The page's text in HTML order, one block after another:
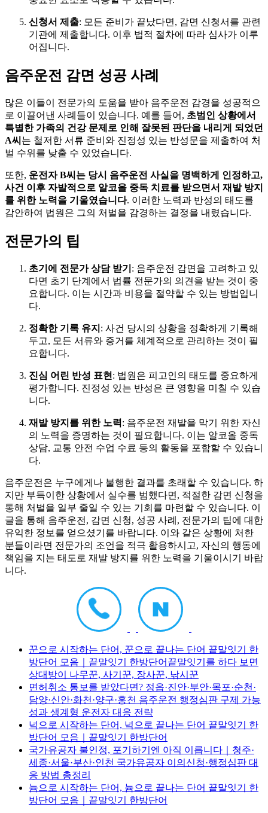
신청서 제출: 모든 준비가 끝났다면, 감면 신청서를 관련
기관에 제출합니다. 이후 법적 절차에 따라 심사가 이루
어집니다.
음주운전 감면 성공 사례
많은 이들이 전문가의 도움을 받아 음주운전 감경을 성공적으
로 이끌어낸 사례들이 있습니다. 예를 들어, 초범인 상황에서
특별한 가족의 건강 문제로 인해 잘못된 판단을 내리게 되었던
A씨 는 철저한 서류 준비와 진정성 있는 반성문을 제출하여 처
벌 수위를 낮출 수 있었습니다.
또한, 운전자 B씨는 당시 음주운전 사실을 명백하게 인정하고,
사건 이후 자발적으로 알코올 중독 치료를 받으면서 재발 방지
를 위한 노력을 기울였습니다. 이러한 노력과 반성의 태도를
감안하여 법원은 그의 처벌을 감경하는 결정을 내렸습니다.
전문가의 팁
초기에 전문가 상담 받기 : 음주운전 감면을 고려하고 있
다면 초기 단계에서 법률 전문가의 의견을 받는 것이 중
요합니다. 이는 시간과 비용을 절약할 수 있는 방법입니
다.
정확한 기록 유지 : 사건 당시의 상황을 정확하게 기록해
두고, 모든 서류와 증거를 체계적으로 관리하는 것이 필
요합니다.
진심 어린 반성 표현 : 법원은 피고인의 태도를 중요하게
평가합니다. 진정성 있는 반성은 큰 영향을 미칠 수 있습
니다.
재발 방지를 위한 노력: 음주운전 재발을 막기 위한 자신
의 노력을 증명하는 것이 필요합니다. 이는 알코올 중독
상담, 교통 안전 수업 수료 등의 활동을 포함할 수 있습니
다.
음주운전은 누구에게나 불행한 결과를 초래할 수 있습니다. 하
지만 부득이한 상황에서 실수를 범했다면, 적절한 감면 신청을
통해 처벌을 일부 줄일 수 있는 기회를 마련할 수 있습니다. 이
글을 통해 음주운전, 감면 신청, 성공 사례, 전문가의 팁에 대한
유익한 정보를 얻으셨기를 바랍니다. 이와 같은 상황에 처한
분들이라면 전문가의 조언을 적극 활용하시고, 자신의 행동에
책임을 지는 태도로 재발 방지를 위한 노력을 기울이시기 바랍
니다.
꾼으로 시작하는 단어, 꾼으로 끝나는 단어 끝말잇기 한
방단어 모음｜끝말잇기 한방단어끝말잇기를 하다 보면
상대방이 나무꾼, 사기꾼, 장사꾼, 낚시꾼
면허취소 통보를 받았다면? 정읍·진안·부안·목포·순천·
담양·신안·화천·양구·홍천 음주운전 행정심판 구제 가능
성과 생계형 운전자 대응 전략
넉으로 시작하는 단어, 넉으로 끝나는 단어 끝말잇기 한
방단어 모음｜끝말잇기 한방단어
국가유공자 불인정, 포기하기엔 아직 이릅니다｜청주·
세종·서울·부산·인천 국가유공자 이의신청·행정심판 대
응 방법 총정리
늄으로 시작하는 단어, 늄으로 끝나는 단어 끝말잇기 한
방단어 모음｜끝말잇기 한방단어